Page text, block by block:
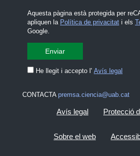
Aquesta pàgina està protegida per
apliquen la Política de privacitati els
Google.
He llegit i accepto l' Avís legal
CONTACTA premsa.ciencia@uab.cat
Avís legal Protecció
Sobre el web